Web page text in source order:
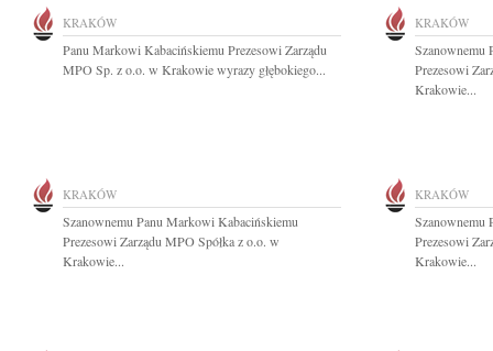
KRAKÓW
Panu Markowi Kabacińskiemu Prezesowi Zarządu
MPO Sp. z o.o. w Krakowie wyrazy głębokiego...
KRAKÓW
Szanownemu
Prezesowi
Krakowie...
KRAKÓW
Szanownemu Panu Markowi Kabacińskiemu
Prezesowi Zarządu MPO Spółka z o.o. w
Krakowie...
KRAKÓW
Szanownemu
Prezesowi
Krakowie...